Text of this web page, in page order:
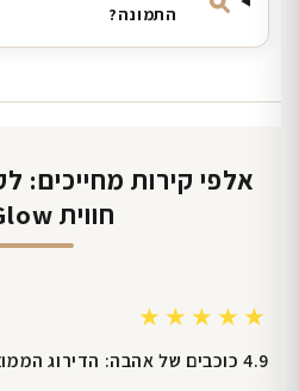
התמונה?
אלפי קירות מחייכים:
חווית ArtGlow
★★★★★
4.9 כוכבים של אהבה: הדירוג הממוצע מלקוחות מאושרים